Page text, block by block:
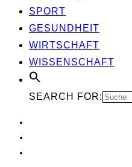
SPORT
GESUND­HEIT
WIRT­SCHAFT
WIS­SEN­SCHAFT
SEARCH FOR: